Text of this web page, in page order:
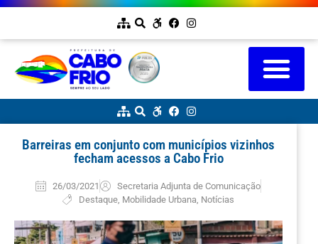
Barreiras em conjunto com municípios vizinhos
fecham acessos a Cabo Frio
26/03/2021
Secretaria Adjunta de Comunicação
Destaque Mobilidade Urbana Notícias